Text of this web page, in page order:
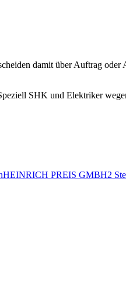
damit über Auftrag oder
SHK und Elektriker
HEINRICH PREIS GMBH2